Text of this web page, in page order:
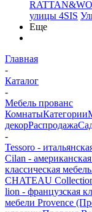
улицы 4SIS
Еще
Главная
-
Каталог
-
Мебель прованс
КомнатыКатегории
декорРаспродажа
-
Tessoro -
Cilan -
классическая мебель
CHATEAU
lion - французская
мебели Provence